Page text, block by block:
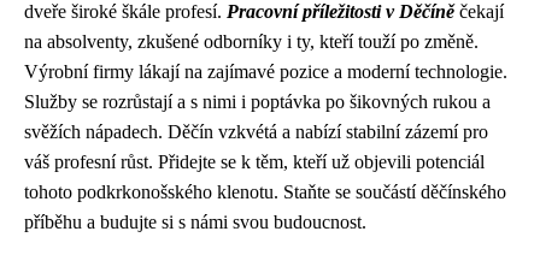
dveře široké škále profesí. Pracovní příležitosti v Děčíněčekají
na absolventy, zkušené odborníky i ty, kteří touží po změně.
Výrobní firmy lákají na zajímavé pozice a moderní technologie.
Služby se rozrůstají a s nimi i poptávka po šikovných rukou a
svěžích nápadech. Děčín vzkvétá a nabízí stabilní zázemí pro
váš profesní růst. Přidejte se k těm, kteří už objevili potenciál
tohoto podkrkonošského klenotu. Staňte se součástí děčínského
příběhu a budujte si s námi svou budoucnost.